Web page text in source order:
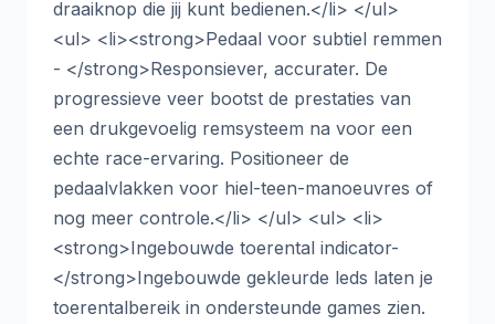
draaiknop die jij kunt bedienen.</li> </ul>
<ul> <li><strong>Pedaal voor subtiel remmen
- </strong>Responsiever, accurater. De
progressieve veer bootst de prestaties van
een drukgevoelig remsysteem na voor een
echte race-ervaring. Positioneer de
pedaalvlakken voor hiel-teen-manoeuvres of
nog meer controle.</li> </ul> <ul> <li>
<strong>Ingebouwde toerental indicator-
</strong>Ingebouwde gekleurde leds laten je
toerentalbereik in ondersteunde games zien.